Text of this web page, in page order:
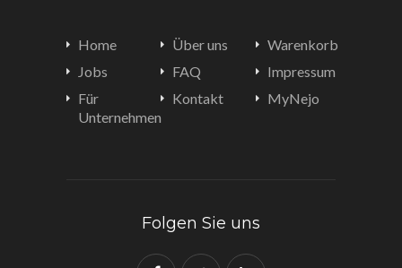
Home
Jobs
Für
Unternehmen
Über uns
FAQ
Kontakt
Warenkorb
Impressum
MyNejo
Folgen Sie uns